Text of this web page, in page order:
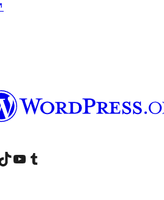
Facebook
accountaccount
our TikTok account
Visit our YouTube channel
Visit our Tumblr account